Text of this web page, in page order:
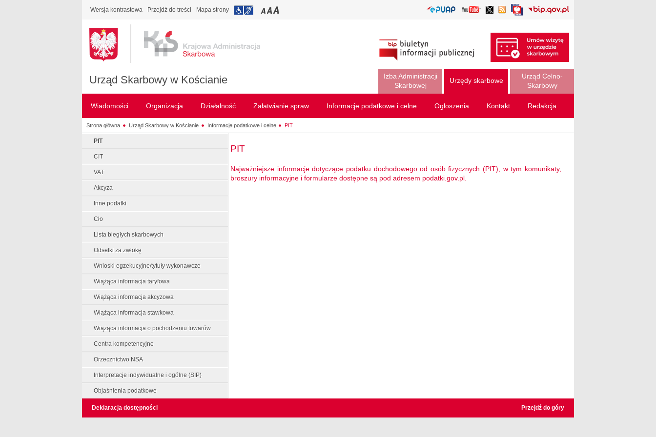
Wersja kontrastowa Przejdź do treści Mapa strony
Urząd Skarbowy w Kościanie
Izba Administracji
Skarbowej
Urzędy skarbowe
Urząd Celno-
Skarbowy
Wiadomości Organizacja Działalność Załatwianie spraw Informacje podatkowe i celne Ogłoszenia Kontakt Redakcja
Strona główna Urząd Skarbowy w Kościanie Informacje podatkowe i celne PIT
PIT
CIT
VAT
Akcyza
Inne podatki
Cło
Lista biegłych skarbowych
Odsetki za zwłokę
Wnioski egzekucyjne/tytuły wykonawcze
Wiążąca informacja taryfowa
Wiążąca informacja akcyzowa
Wiążąca informacja stawkowa
Wiążąca informacja o pochodzeniu towarów
Centra kompetencyjne
Orzecznictwo NSA
Interpretacje indywidualne i ogólne (SIP)
Objaśnienia podatkowe
PIT
Najważniejsze informacje dotyczące podatku dochodowego od osób fizycznych (PIT), w tym komunikaty,
broszury informacyjne i formularze dostępne są pod adresem podatki.gov.pl.
Deklaracja dostępności Przejdź do góry